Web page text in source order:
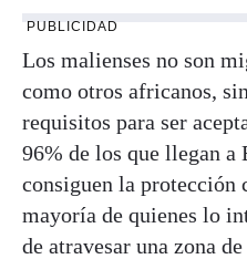
PUBLICIDAD
Los malienses no son
como otros africanos,
requisitos para ser
96% de los que llegan a
consiguen la protección
mayoría de quienes lo
de atravesar una zona